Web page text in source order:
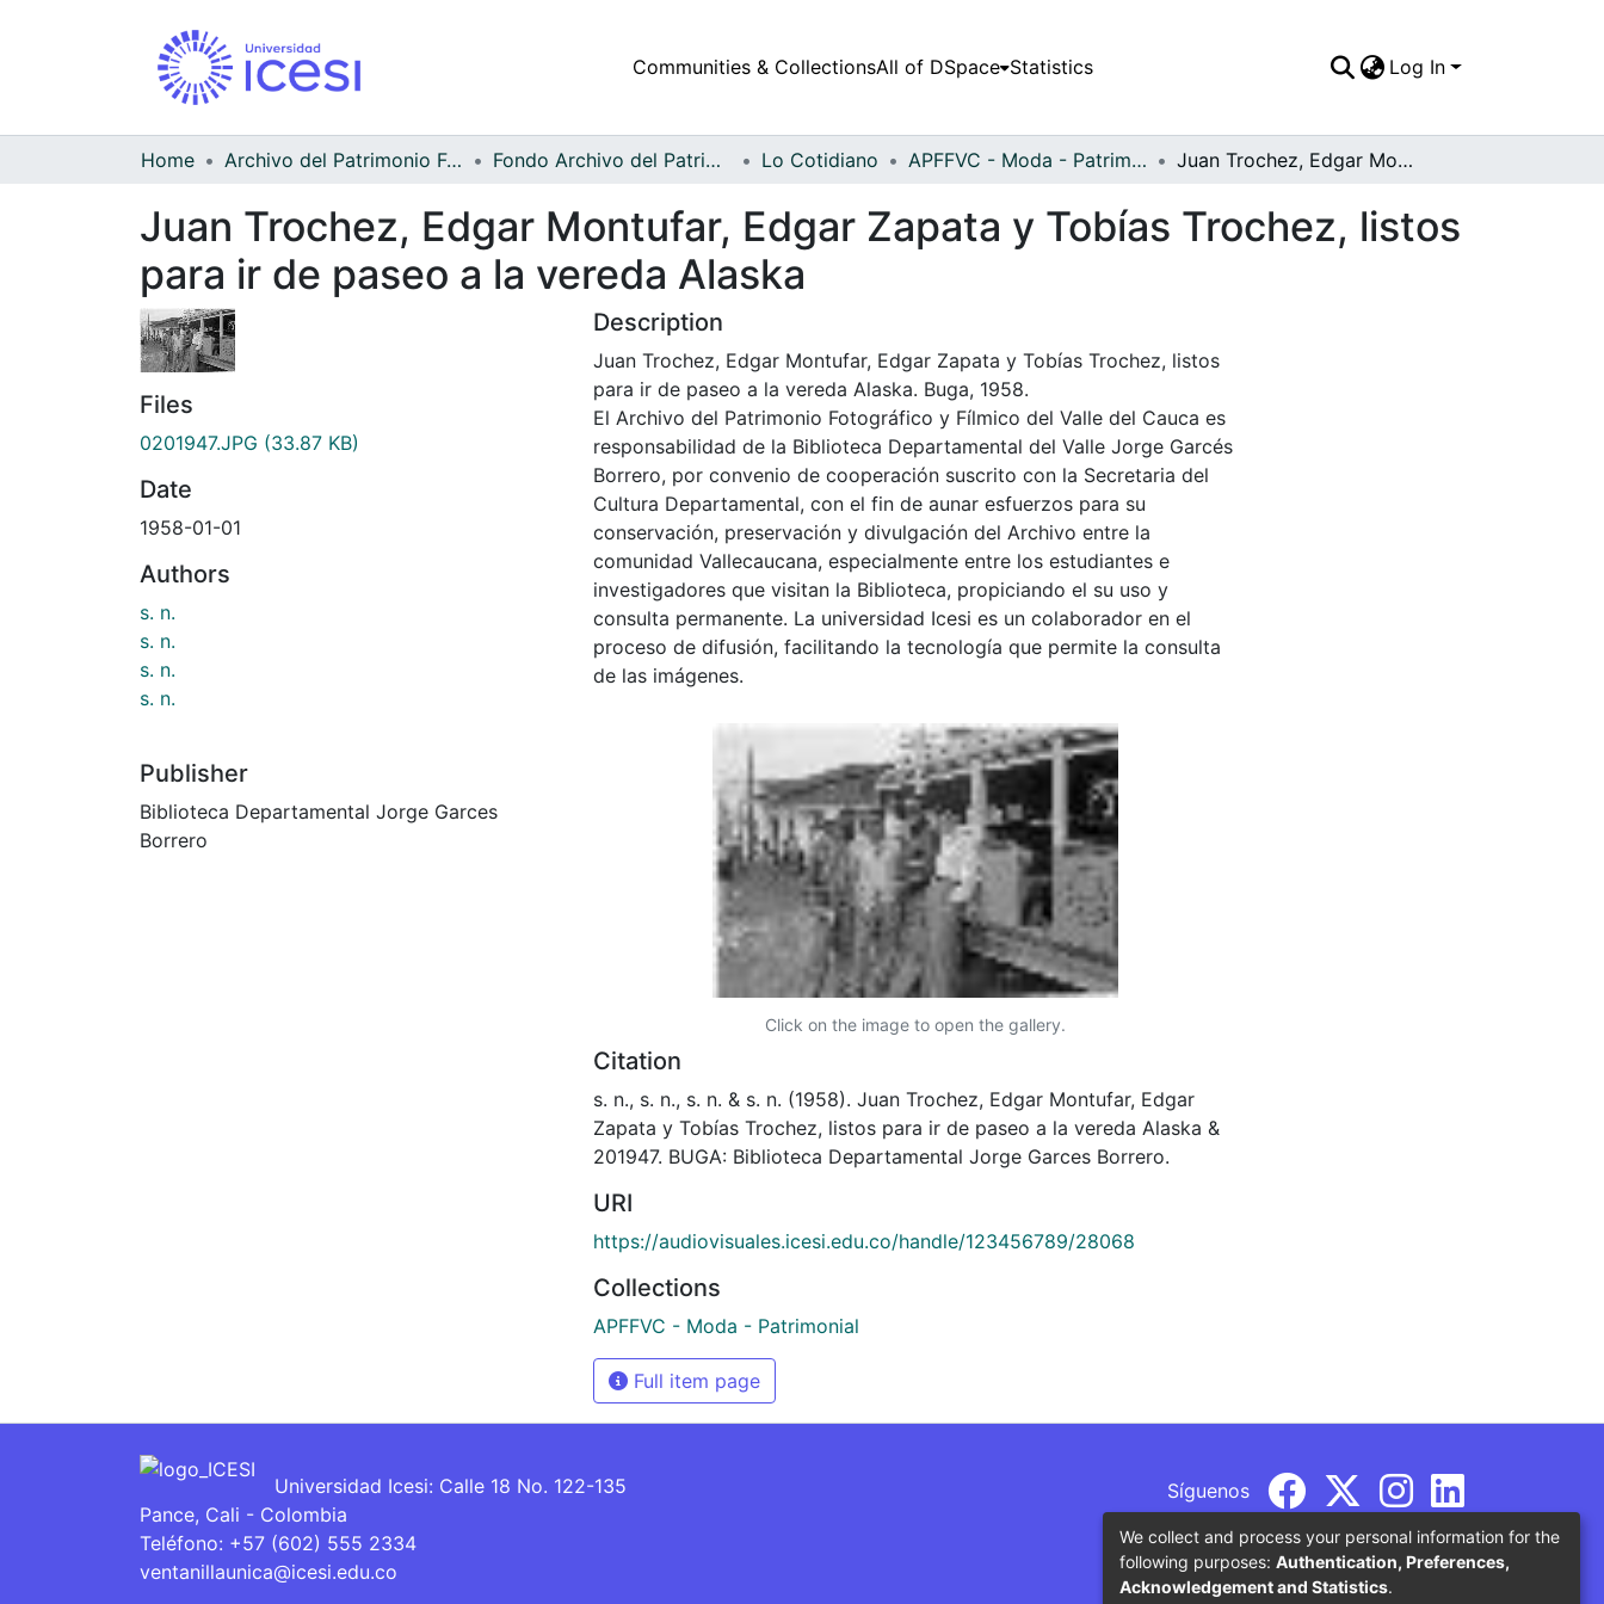
Communities & CollectionsAll of DSpace Statistics Log In
Home Archivo del Patrimonio Fotográfico y Fílmico del Valle del Cauca Fondo Archivo del Patrimonio Fotográfico y Fílmico del Valle del Cauca Lo Cotidiano APFFVC - Moda - Patrimonial Juan Trochez, Edgar Montufar, Edgar Zapata y Tobías Trochez, listos para ir de paseo a la vereda Alaska
Juan Trochez, Edgar Montufar, Edgar Zapata y Tobías Trochez, listos
para ir de paseo a la vereda Alaska
Files
0201947.JPG (33.87 KB)
Date
1958-01-01
Authors
s. n.
s. n.
s. n.
s. n.
Publisher
Biblioteca Departamental Jorge Garces
Borrero
Description
Juan Trochez, Edgar Montufar, Edgar Zapata y Tobías Trochez, listos
para ir de paseo a la vereda Alaska. Buga, 1958.
El Archivo del Patrimonio Fotográfico y Fílmico del Valle del Cauca es
responsabilidad de la Biblioteca Departamental del Valle Jorge Garcés
Borrero, por convenio de cooperación suscrito con la Secretaria del
Cultura Departamental, con el fin de aunar esfuerzos para su
conservación, preservación y divulgación del Archivo entre la
comunidad Vallecaucana, especialmente entre los estudiantes e
investigadores que visitan la Biblioteca, propiciando el su uso y
consulta permanente. La universidad Icesi es un colaborador en el
proceso de difusión, facilitando la tecnología que permite la consulta
de las imágenes.
Click on the image to open the gallery.
Citation
s. n., s. n., s. n. & s. n. (1958). Juan Trochez, Edgar Montufar, Edgar
Zapata y Tobías Trochez, listos para ir de paseo a la vereda Alaska &
201947. BUGA: Biblioteca Departamental Jorge Garces Borrero.
URI
https://audiovisuales.icesi.edu.co/handle/123456789/28068
Collections
APFFVC - Moda - Patrimonial
Full item page
Universidad Icesi: Calle 18 No. 122-135
Pance, Cali - Colombia
Teléfono: +57 (602) 555 2334
ventanillaunica@icesi.edu.co
Síguenos
We collect and process your personal information for the
following purposes: Authentication, Preferences,
Acknowledgement and Statistics.